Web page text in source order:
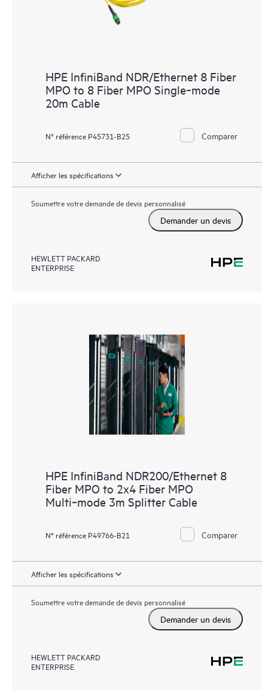
HPE InfiniBand NDR/Ethernet 8 Fiber
MPO to 8 Fiber MPO Single‑mode
20m Cable
N° référence P45731-B25 Comparer
Afficher les spécifications
Soumettre votre demande de devis personnalisé
Demander un devis
HEWLETT PACKARD
ENTERPRISE
HPE InfiniBand NDR200/Ethernet 8
Fiber MPO to 2x4 Fiber MPO
Multi‑mode 3m Splitter Cable
N° référence P49766-B21 Comparer
Afficher les spécifications
Soumettre votre demande de devis personnalisé
Demander un devis
HEWLETT PACKARD
ENTERPRISE